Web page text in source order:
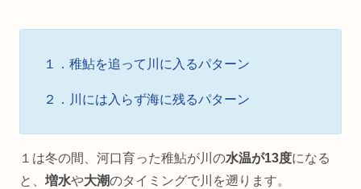
１．稚鮎を追って川に入るパターン
２．川には入らず海に残るパターン
１は冬の間、河口育った稚鮎が川の水温が13度になる
と、 増水や大潮のタイミングで川を遡ります。